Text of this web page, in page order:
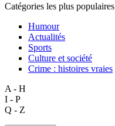
Catégories les plus populaires
Humour
Actualités
Sports
Culture et société
Crime : histoires vraies
A - H
I - P
Q - Z